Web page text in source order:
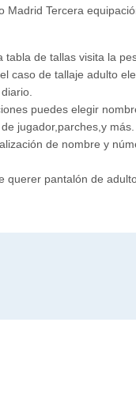
Madrid Tercera
tabla de tallas visita la
caso de tallaje adulto
puedes elegir
jugador,parches,y más.
de nombre y
querer pantalón de